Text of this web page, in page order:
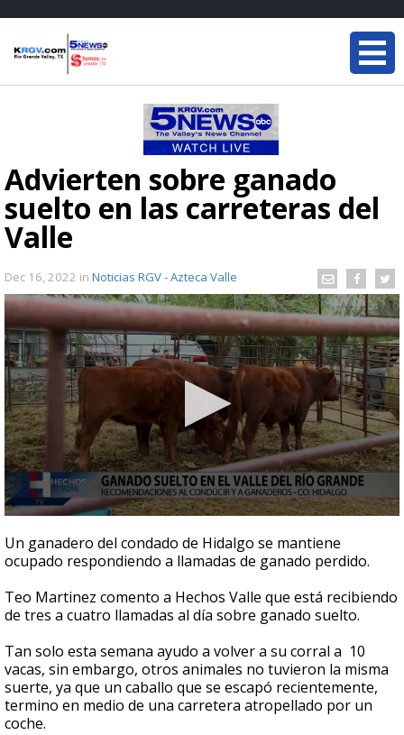
Advierten sobre ganado
suelto en las carreteras del
Valle
Dec 16, 2022 in Noticias RGV - Azteca Valle
seconds
of
1
0
Un ganadero del condado de Hidalgo se mantiene
ocupado respondiendo a llamadas de ganado perdido.
Teo Martinez comento a Hechos Valle que está recibiendo
de tres a cuatro llamadas al día sobre ganado suelto.
Tan solo esta semana ayudo a volver a su corral a 10
vacas, sin embargo, otros animales no tuvieron la misma
suerte, ya que un caballo que se escapó recientemente,
termino en medio de una carretera atropellado por un
coche.